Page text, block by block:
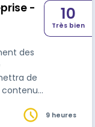
-
des
flyers,
10
Très bien
9 heures